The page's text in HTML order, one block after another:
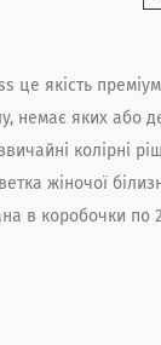
це якість
немає яких або
колірні
жіночої
в коробочки по